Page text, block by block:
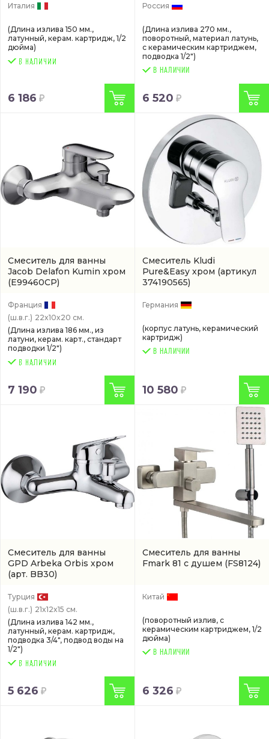
Италия
(Длина излива 150 мм.,
латунный, керам. картридж, 1/2
дюйма)
6 186
Россия
(Длина излива 270 мм.,
поворотный, материал латунь,
с керамическим картриджем,
подводка 1/2")
В НАЛИЧИИ
6 520
Смеситель для ванны
Jacob Delafon Kumin хром
(E99460CP)
Франция
(ш.в.г.) 22x10x20 см.
(Длина излива 186 мм., из
латуни, керам. карт., стандарт
подводки 1/2")
7 190
Смеситель Kludi
Pure&Easy хром (артикул
374190565)
Германия
(корпус латунь, керамический
картридж)
В НАЛИЧИИ
10 580
Смеситель для ванны
GPD Arbeka Orbis хром
(арт. BB30)
Турция
(ш.в.г.) 21x12x15 см.
(Длина излива 142 мм.,
латунный, керам. картридж,
подводка 3/4", подвод воды на
1/2")
5 626
Смеситель для ванны
Fmark 81 с душем (FS8124)
Китай
(поворотный излив, с
керамическим картриджем, 1/2
дюйма)
В НАЛИЧИИ
6 326